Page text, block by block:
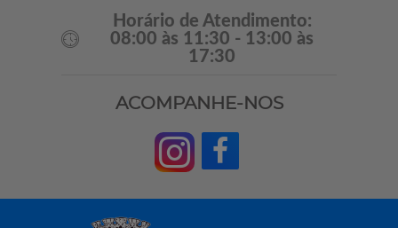
Horário de Atendimento:
08:00 às 11:30 - 13:00 às
17:30
ACOMPANHE-NOS